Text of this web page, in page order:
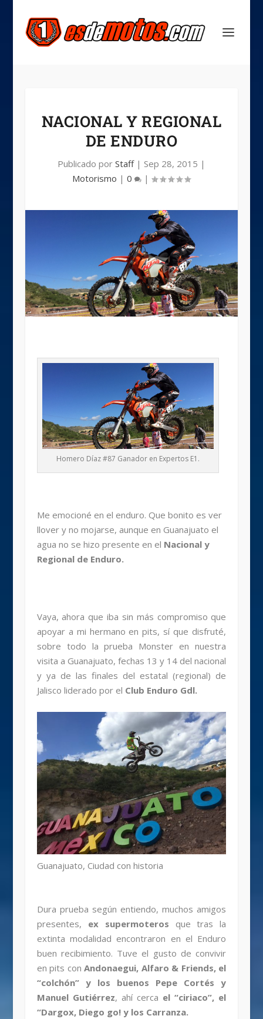
NACIONAL Y REGIONAL
DE ENDURO
Publicado por Staff| Sep 28, 2015 |
Motorismo |0 |
Homero Díaz #87 Ganador en Expertos E1.
Me emocioné en el enduro. Que bonito es ver
llover y no mojarse, aunque en Guanajuato el
agua no se hizo presente en el Nacional y
Regional de Enduro.
Vaya, ahora que iba sin más compromiso que
apoyar a mi hermano en pits, sí que disfruté,
sobre todo la prueba Monster en nuestra
visita a Guanajuato, fechas 13 y 14 del nacional
y ya de las finales del estatal (regional) de
Jalisco liderado por el Club Enduro Gdl.
Guanajuato, Ciudad con historia
Dura prueba según entiendo, muchos amigos
presentes, ex supermoteros que tras la
extinta modalidad encontraron en el Enduro
buen recibimiento. Tuve el gusto de convivir
en pits conAndonaegui, Alfaro & Friends, el
“colchón” y los buenos Pepe Cortés y
Manuel Gutiérrez, ahí cerca el “ciriaco”, el
“Dargox, Diego go! y los Carranza.